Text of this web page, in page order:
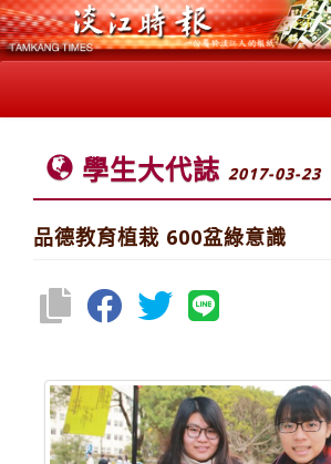
學生大代誌 2017-03-23
品德教育植栽 600盆綠意識